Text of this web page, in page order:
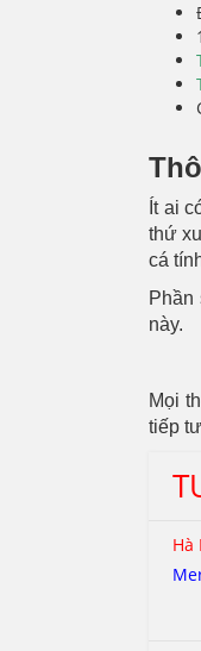
Ít ai
thứ
cá
Phần
này.
Mọi
tiếp
Hà